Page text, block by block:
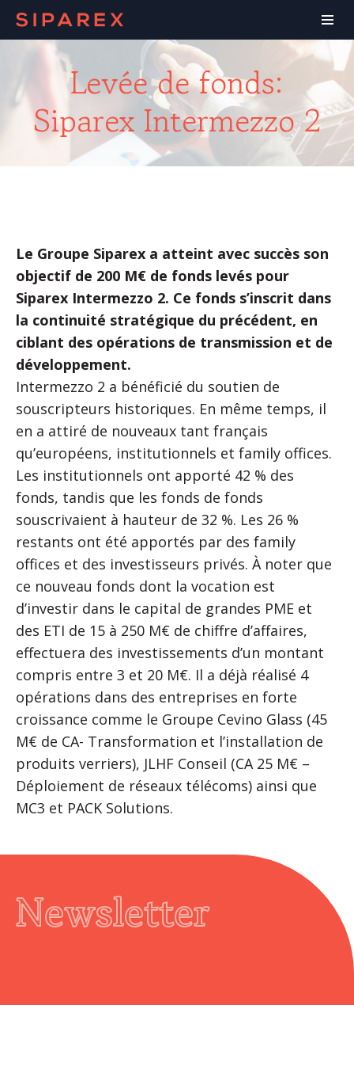
Levée de fonds:
Siparex Intermezzo 2
Le Groupe Siparex a atteint avec succès son
objectif de 200 M€ de fonds levés pour
Siparex Intermezzo 2. Ce fonds s’inscrit dans
la continuité stratégique du précédent, en
ciblant des opérations de transmission et de
développement.
Intermezzo 2 a bénéficié du soutien de
souscripteurs historiques. En même temps, il
en a attiré de nouveaux tant français
qu’européens, institutionnels et family offices.
Les institutionnels ont apporté 42 % des
fonds, tandis que les fonds de fonds
souscrivaient à hauteur de 32 %. Les 26 %
restants ont été apportés par des family
offices et des investisseurs privés. À noter que
ce nouveau fonds dont la vocation est
d’investir dans le capital de grandes PME et
des ETI de 15 à 250 M€ de chiffre d’affaires,
effectuera des investissements d’un montant
compris entre 3 et 20 M€. Il a déjà réalisé 4
opérations dans des entreprises en forte
croissance comme le Groupe Cevino Glass (45
M€ de CA- Transformation et l’installation de
produits verriers), JLHF Conseil (CA 25 M€ –
Déploiement de réseaux télécoms) ainsi que
MC3 et PACK Solutions.
Newsletter